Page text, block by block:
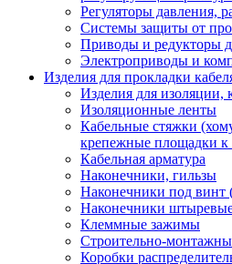
Регуляторы давления,
Системы защиты от
Приводы и редукторы
Электроприводы и
Изделия для прокладки
Изделия для изоляции,
Изоляционные ленты
Кабельные стяжки
крепежные площадки
Кабельная арматура
Наконечники, гильзы
Наконечники под винт
Наконечники
Клеммные зажимы
Строительно-
Коробки